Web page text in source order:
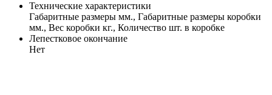
Технические характеристики
Габаритные размеры мм., Габаритные размеры коробки
мм., Вес коробки кг., Количество шт. в коробке
Лепестковое окончание
Нет